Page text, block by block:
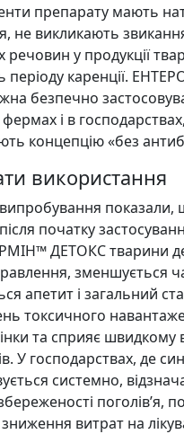
препарату мають
не викликають
речовин у продукції
періоду каренції.
безпечно
фермах і в
концепцію «без
використання
показали,
початку
ДЕТОКС тварини
зменшується
апетит і загальний
токсичного
та сприяє швидкому
У господарствах, де
системно,
поголів’я,
зниження витрат на